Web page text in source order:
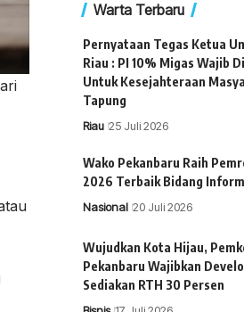
Warta Terbaru
Pernyataan Tegas Ketua
Riau : PI 10% Migas Wajib
Untuk Kesejahteraan
Tapung
Riau 25 Juli 2026
Wako Pekanbaru Raih
2026 Terbaik Bidang
Nasional 20 Juli 2026
Wujudkan Kota Hijau,
Pekanbaru Wajibkan
Sediakan RTH 30 Persen